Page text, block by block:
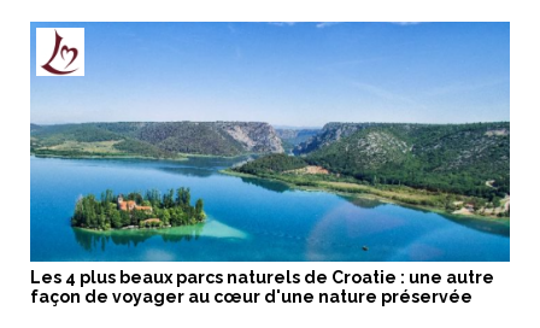
Les 4 plus beaux parcs naturels de Croatie : une autre
façon de voyager au cœur d'une nature préservée